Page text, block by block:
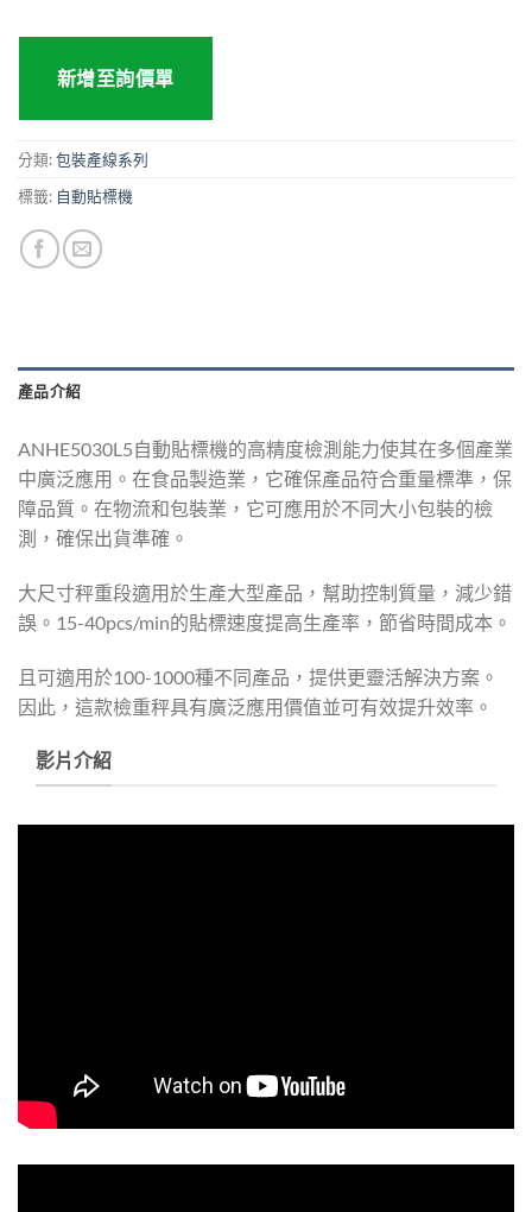
新增至詢價單
分類:包裝產線系列
標籤: 自動貼標機
產品介紹
ANHE5030L5自動貼標機的高精度檢測能力使其在多個產業
中廣泛應用。在食品製造業，它確保產品符合重量標準，保
障品質。在物流和包裝業，它可應用於不同大小包裝的檢
測，確保出貨準確。
大尺寸秤重段適用於生產大型產品，幫助控制質量，減少錯
誤。15-40pcs/min的貼標速度提高生產率，節省時間成本。
且可適用於100-1000種不同產品，提供更靈活解決方案。
因此，這款檢重秤具有廣泛應用價值並可有效提升效率。
影片介紹